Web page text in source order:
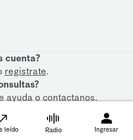
cuenta?
registrate.
ayudaocontactanos.
leído Radio Ingresar